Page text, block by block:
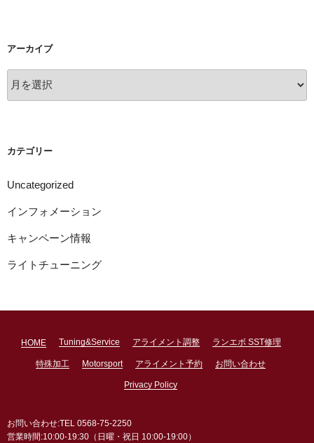
アーカイブ
ー
カテゴリー
Uncategorized
インフォメーション
キャンペーン情報
ライトチューニング
HOME Tuning&Service アライメント調整 ランエボ SST修理
特殊加工 Motorsport アライメント予約 お問い合わせ
Privacy Policy
お問い合わせ:TEL 0568-75-2250
営業時間:10:00-19:30（日曜・祝日 10:00-19:00）